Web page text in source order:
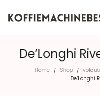
De’Longhi
Home / Shop /
De’Longhi